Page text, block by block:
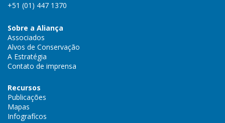
+51 (01) 447 1370
Sobre a Aliança
Associados
Alvos de Conservação
A Estratégia
Contato de imprensa
Recursos
Publicações
Mapas
Infografícos